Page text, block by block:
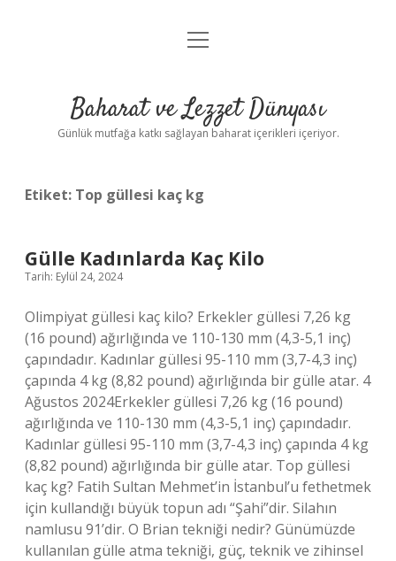
Anasayfa
Yasal Uyarı
menüyü
Baharat ve Lezzet Dünyası
Günlük mutfağa katkı sağlayan baharat içerikleri içeriyor.
Etiket: Top güllesi kaç kg
Gülle Kadınlarda Kaç Kilo
Tarih: Eylül 24, 2024
Olimpiyat güllesi kaç kilo? Erkekler güllesi 7,26 kg
(16 pound) ağırlığında ve 110-130 mm (4,3-5,1 inç)
çapındadır. Kadınlar güllesi 95-110 mm (3,7-4,3 inç)
çapında 4 kg (8,82 pound) ağırlığında bir gülle atar. 4
Ağustos 2024Erkekler güllesi 7,26 kg (16 pound)
ağırlığında ve 110-130 mm (4,3-5,1 inç) çapındadır.
Kadınlar güllesi 95-110 mm (3,7-4,3 inç) çapında 4 kg
(8,82 pound) ağırlığında bir gülle atar. Top güllesi
kaç kg? Fatih Sultan Mehmet’in İstanbul’u fethetmek
için kullandığı büyük topun adı “Şahi”dir. Silahın
namlusu 91’dir. O Brian tekniği nedir? Günümüzde
kullanılan gülle atma tekniği, güç, teknik ve zihinsel